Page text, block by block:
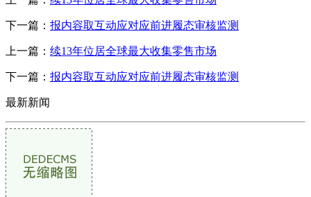
下一篇： 报内容取互动应对应前进履态审核监测
上一篇： 续13年位居全球最大收集零售市场
下一篇： 报内容取互动应对应前进履态审核监测
最新新闻